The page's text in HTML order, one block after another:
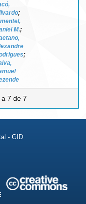
;
M.;
;
7 de 7
- GID